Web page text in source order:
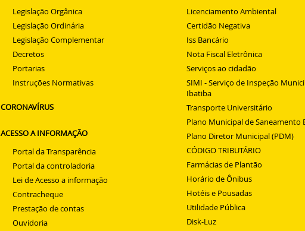
Legislação Orgânica
Legislação Ordinária
Legislação Complementar
Decretos
Portarias
Instruções Normativas
CORONAVÍRUS
ACESSO A INFORMAÇÃO
Portal da Transparência
Portal da controladoria
Lei de Acesso a informação
Contracheque
Prestação de contas
Ouvidoria
Licenciamento Ambiental
Certidão Negativa
Iss Bancário
Nota Fiscal Eletrônica
Serviços ao cidadão
SIMI - Serviço de Inspeção
Ibatiba
Transporte Universitário
Plano Municipal de Saneamento
Plano Diretor Municipal (PDM)
CÓDIGO TRIBUTÁRIO
Farmácias de Plantão
Horário de Ônibus
Hotéis e Pousadas
Utilidade Pública
Disk-Luz